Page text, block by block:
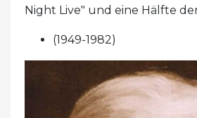
Night Live" und eine Hälfte
(1949-1982)